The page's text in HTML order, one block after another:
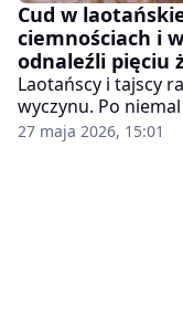
Cud w
ciemnościach i
odnaleźli pięciu
Laotańscy i tajscy
wyczynu. Po
jaskini w prowincji
27 maja 2026, 15:01